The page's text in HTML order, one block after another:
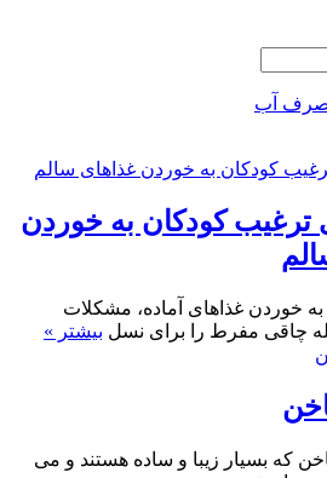
ترغیب کودکان به خوردن
خوردن غذاهای آماده، مشکلات
چاقی مفرط را برای نسل بیشتر »
که بسیار زیبا و ساده هستند و می